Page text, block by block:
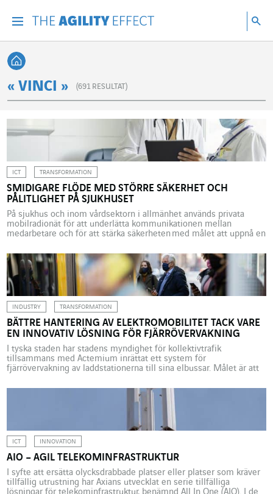
Sök
Tillbaka till startsidan
« VINCI » (691 RESULTAT)
ICT TRANSFORMATION
SMIDIGARE FLÖDE MED STÖRRE SÄKERHET OCH
PÅLITLIGHET PÅ SJUKHUSET
På sjukhus och inom vårdsektorn i allmänhet används privata
mobilradionät för att underlätta kommunikationen mellan
medarbetare och för att stärka säkerheten med målet att uppnå en
viktigt det är med ett effektivt sjukvårdssystem. Cyberattacker
mot vårdinrättningar i Frankrike och övriga Europa har belyst
bristerna i databehandlingssystemen, […]
INDUSTRY TRANSFORMATION
BÄTTRE HANTERING AV ELEKTROMOBILITET TACK VARE
EN INNOVATIV LÖSNING FÖR FJÄRRÖVERVAKNING
I tyska staden har stadens myndighet för kollektivtrafik
tillsammans med Actemium inrättat ett system för
fjärrövervakning av laddstationerna till sina elbussar. Målet är att
120 år har elektriska spårvagnar kört kors och tvärs genom den
stora industri- och universitetsstaden Jena i östra Tyskland. Men
ICT INNOVATION
AIO – AGIL TELEKOMINFRASTRUKTUR
I syfte att ersätta olycksdrabbade platser eller platser som kräver
tillfällig utrustning har Axians utvecklat en serie tillfälliga